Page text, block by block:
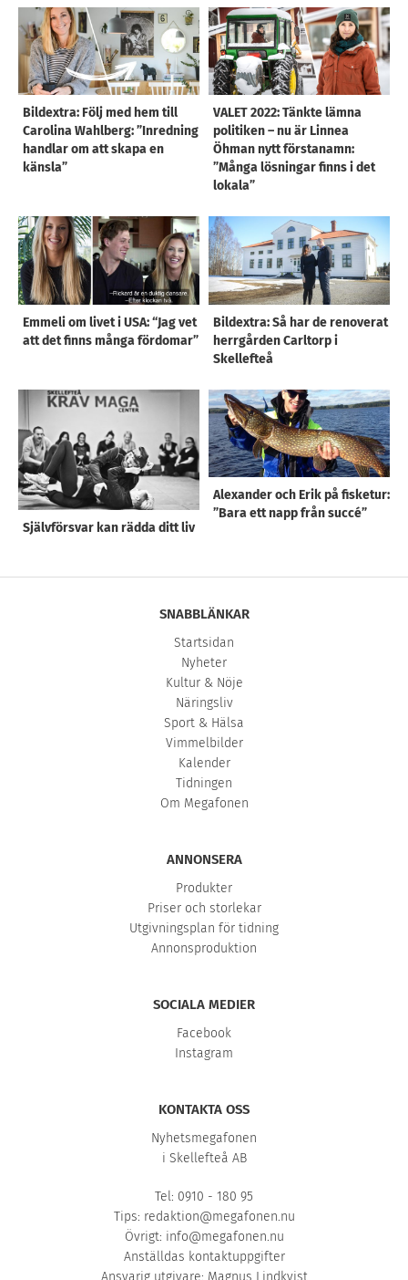
Bildextra: Följ med hem till
Carolina Wahlberg: ”Inredning
handlar om att skapa en
känsla”
VALET 2022: Tänkte lämna
politiken – nu är Linnea
Öhman nytt förstanamn:
”Många lösningar finns i det
lokala”
Emmeli om livet i USA: “Jag vet
att det finns många fördomar”
Bildextra: Så har de renoverat
herrgården Carltorp i
Skellefteå
Självförsvar kan rädda ditt liv
Alexander och Erik på fisketur:
”Bara ett napp från succé”
SNABBLÄNKAR
Startsidan
Nyheter
Kultur & Nöje
Näringsliv
Sport & Hälsa
Vimmelbilder
Kalender
Tidningen
Om Megafonen
ANNONSERA
Produkter
Priser och storlekar
Utgivningsplan för tidning
Annonsproduktion
SOCIALA MEDIER
Facebook
Instagram
KONTAKTA OSS
Nyhetsmegafonen
i Skellefteå AB
Tel: 0910 - 180 95
Tips: redaktion@megafonen.nu
Övrigt: info@megafonen.nu
Anställdas kontaktuppgifter
Ansvarig utgivare: Magnus Lindkvist